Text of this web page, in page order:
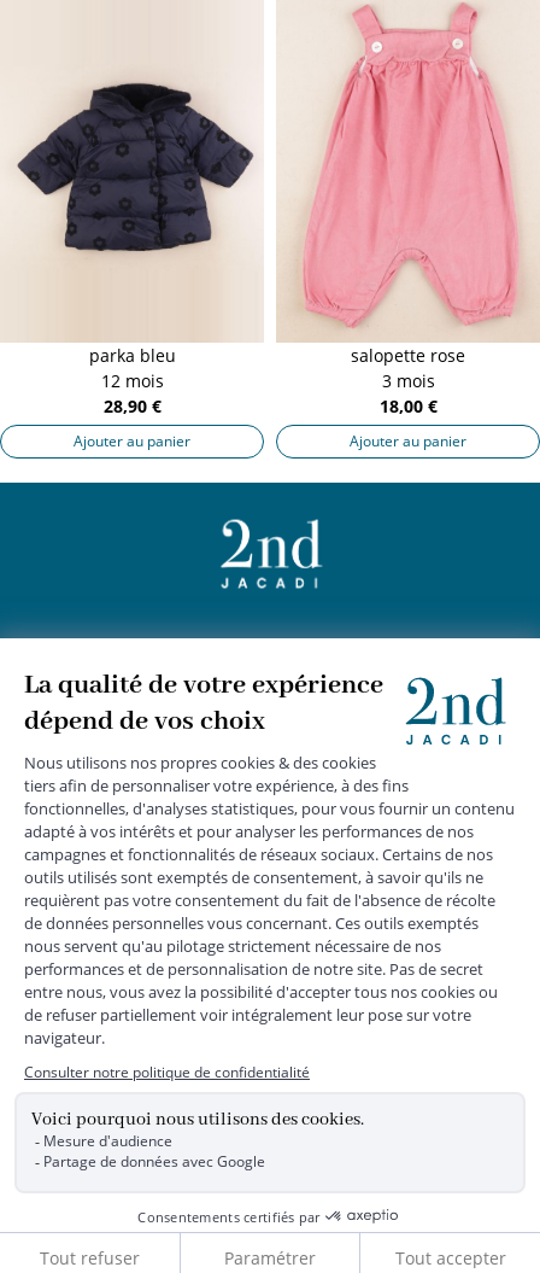
Ajouter au panier
parka bleu
12 mois
28,90 €
Ajouter au panier
salopette rose
3 mois
18,00 €
Ajouter au panier
JACADI 2nd +
SERVICE CLIENTS
SUIVEZ-NOUS
MENTIONS LÉGALES|CGU|CGV|COOKIES|
DONNÉES PERSONNELLES
Livraison express gratuite en point relais dès 59 € et à domicile dès 150
€ vers la France Métropolitaine
Les données collectées par la société JACADI, responsable
du traitement, sont nécessaires à l'envoi de newsletters, à la
de votre commande, ainsi que pour le suivi de votre
adhésion au programme fidélité. Conformément au
protection des données personnelles, vous bénéficiez d'un
droit d'accès, d'édiction des directives anticipées, de
rectification, d'opposition, d'effacement, de portabilité ou de